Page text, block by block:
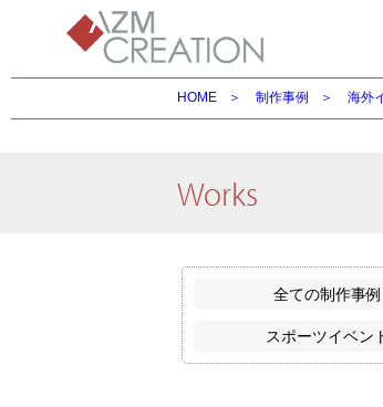
HOME 制作事例 海外
Works
全ての制作事例
スポーツイベン